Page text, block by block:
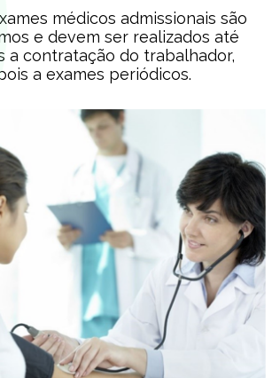
médicos admissionais são
e devem ser realizados até
a contratação do trabalhador,
a exames periódicos.